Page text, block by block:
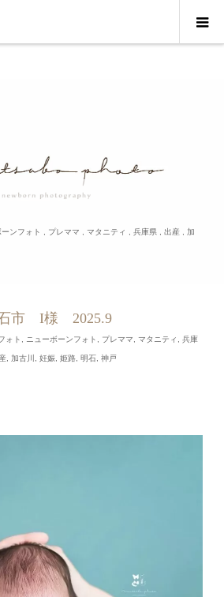
ーンフォト プレママ ,マタニティ ,兵庫県 ,出産 加
市 I様 2025.9
ォト ニューボーンフォト プレママ マタニティ 兵庫
加古川 妊娠 姫路 明石 神戸